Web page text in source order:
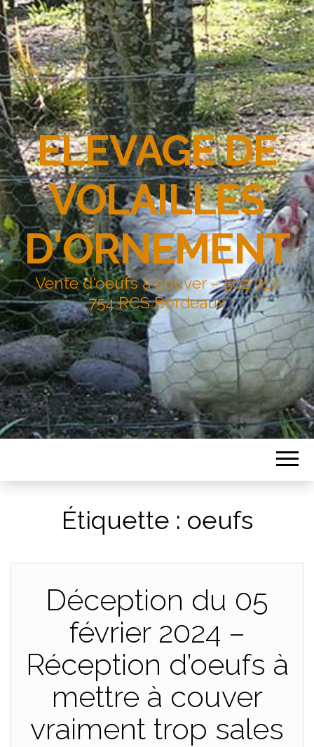
ELEVAGE DE
VOLAILLES
D'ORNEMENT
Vente d'oeufs à couver – 502 717
754 RCS Bordeaux
Étiquette : oeufs
Déception du 05
février 2024 –
Réception d’oeufs à
mettre à couver
vraiment trop sales